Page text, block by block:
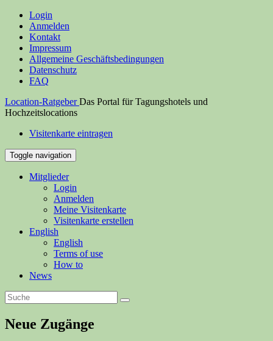
Login
Anmelden
Kontakt
Impressum
Allgemeine Geschäftsbedingungen
Datenschutz
FAQ
Location-Ratgeber Das Portal für Tagungshotels und
Hochzeitslocations
Visitenkarte eintragen
Toggle navigation
Mitglieder
Login
Anmelden
Meine Visitenkarte
Visitenkarte erstellen
English
English
Terms of use
How to
News
Neue Zugänge